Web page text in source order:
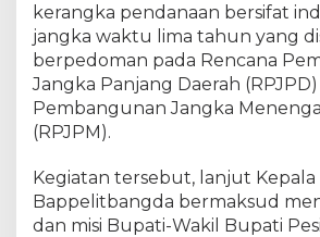
kerangka pendanaan bersifat
jangka waktu lima tahun yang
berpedoman pada Rencana
Jangka Panjang Daerah
Pembangunan Jangka
(RPJPM).
Kegiatan tersebut, lanjut Kepala
Bappelitbangda bermaksud
dan misi Bupati-Wakil Bupati